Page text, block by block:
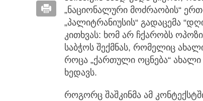
„ნაციონალური მოძრაობის“
„პალიტრანიუსის“ გადაცემა
კითხვას: ხომ არ ჩქარობს
საბჭოს შექმნას, რომელიც
როცა „ქართული ოცნება“
ხედავს.
როგორც შაშკინმა ამ